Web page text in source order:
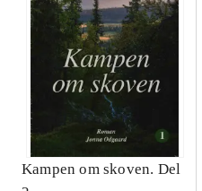
Kampen om skoven. Del